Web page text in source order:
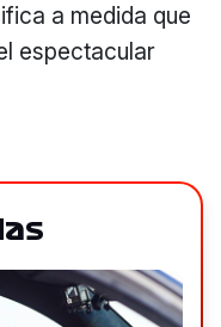
a medida que
espectacular